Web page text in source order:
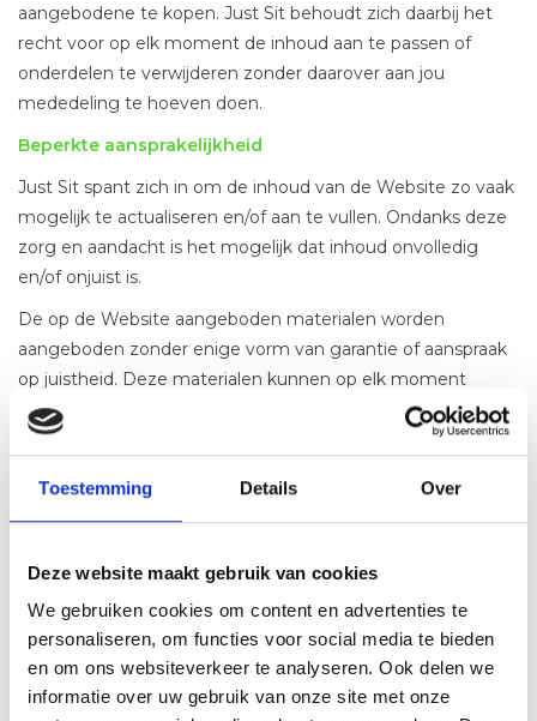
Toestemming Details Over
Deze website maakt gebruik van cookies
We gebruiken cookies om content en advertenties te
personaliseren, om functies voor social media te bieden
en om ons websiteverkeer te analyseren. Ook delen we
informatie over uw gebruik van onze site met onze
Losse onderdelen
Reviews
aangebodene te kopen. Just Sit behoudt zich daarbij het
recht voor op elk moment de inhoud aan te passen of
onderdelen te verwijderen zonder daarover aan jou
mededeling te hoeven doen.
Beperkte aansprakelijkheid
Just Sit spant zich in om de inhoud van de Website zo vaak
mogelijk te actualiseren en/of aan te vullen. Ondanks deze
zorg en aandacht is het mogelijk dat inhoud onvolledig
en/of onjuist is.
De op de Website aangeboden materialen worden
aangeboden zonder enige vorm van garantie of aanspraak
op juistheid. Deze materialen kunnen op elk moment
wijzigen zonder voorafgaande mededeling van Just Sit.
Just Sit garandeert evenmin dat de website foutloos of
programmeer- en typefouten. U kunt op basis van
dergelijke fouten geen overeenkomst claimen met Just Sit.
Gebruikers kunnen zelf inhoud plaatsen op de Website. Just
Sit oefent hierop geen voorafgaande controle of
redactioneel toezicht uit, maar zal klachten over